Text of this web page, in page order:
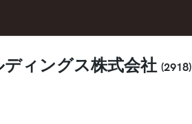
ィングス株式会社 (2918)